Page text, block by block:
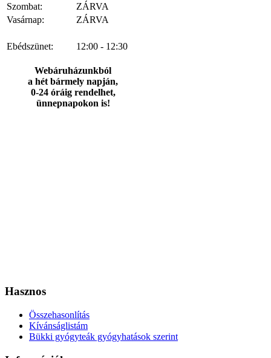
Szombat:
ZÁRVA
Vasárnap:
ZÁRVA
Ebédszünet: 12:00 - 12:30
Webáruházunkból
a hét bármely napján,
0-24 óráig rendelhet,
ünnepnapokon is!
Hasznos
Összehasonlítás
Kívánságlistám
Bükki gyógyteák gyógyhatások szerint